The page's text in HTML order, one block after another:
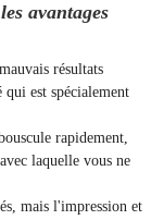
avantages
résultats
est spécialement
rapidement,
laquelle vous ne
mais l'impression et